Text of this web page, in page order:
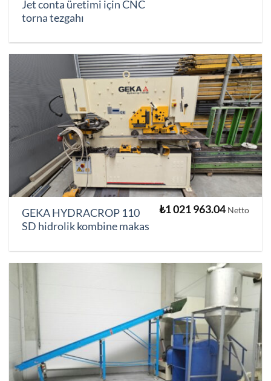
Jet conta üretimi için CNC
torna tezgahı
GEKA HYDRACROP 110
SD hidrolik kombine makas
₺1 021 963.04 Netto